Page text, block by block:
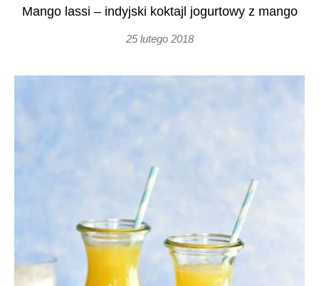
Mango lassi – indyjski koktajl jogurtowy z mango
25 lutego 2018